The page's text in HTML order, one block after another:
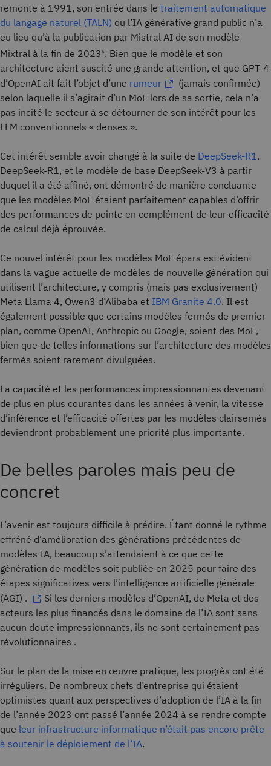
remonte à 1991, son entrée dans le traitement automatique
du langage naturel (TALN) ou l’IA générative grand public n’a
eu lieu qu’à la publication par Mistral AI de son modèle
Mixtral à la fin de 2023 6. Bien que le modèle et son
architecture aient suscité une grande attention, et que GPT-4
d’OpenAI ait fait l’objet d’une rumeur
(jamais confirmée)
selon laquelle il s’agirait d’un MoE lors de sa sortie, cela n’a
pas incité le secteur à se détourner de son intérêt pour les
LLM conventionnels « denses ».
Cet intérêt semble avoir changé à la suite de DeepSeek-R1 .
DeepSeek-R1, et le modèle de base DeepSeek-V3 à partir
duquel il a été affiné, ont démontré de manière concluante
que les modèles MoE étaient parfaitement capables d’offrir
des performances de pointe en complément de leur efficacité
de calcul déjà éprouvée.
Ce nouvel intérêt pour les modèles MoE épars est évident
dans la vague actuelle de modèles de nouvelle génération qui
utilisent l’architecture, y compris (mais pas exclusivement)
Meta Llama 4, Qwen3 d’Alibaba et IBM Granite 4.0. Il est
également possible que certains modèles fermés de premier
plan, comme OpenAI, Anthropic ou Google, soient des MoE,
bien que de telles informations sur l’architecture des modèles
fermés soient rarement divulguées.
La capacité et les performances impressionnantes devenant
de plus en plus courantes dans les années à venir, la vitesse
d’inférence et l’efficacité offertes par les modèles clairsemés
deviendront probablement une priorité plus importante.
De belles paroles mais peu de
concret
L’avenir est toujours difficile à prédire. Étant donné le rythme
effréné d’amélioration des générations précédentes de
modèles IA, beaucoup s’attendaient à ce que cette
génération de modèles soit publiée en 2025 pour faire des
étapes significatives vers l’intelligence artificielle générale
(AGI) .
Si les derniers modèles d’OpenAI, de Meta et des
acteurs les plus financés dans le domaine de l’IA sont sans
aucun doute impressionnants, ils ne sont certainement pas
révolutionnaires .
Sur le plan de la mise en œuvre pratique, les progrès ont été
irréguliers. De nombreux chefs d’entreprise qui étaient
optimistes quant aux perspectives d’adoption de l’IA à la fin
de l’année 2023 ont passé l’année 2024 à se rendre compte
que leur infrastructure informatique n’était pas encore prête
à soutenir le déploiement de l’IA.